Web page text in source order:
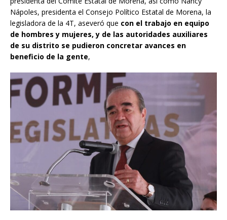
Nápoles, presidenta el Consejo Político Estatal de Morena, la
legisladora de la 4T, aseveró que con el trabajo en equipo
de hombres y mujeres, y de las autoridades auxiliares
de su distrito se pudieron concretar avances en
beneficio de la gente,